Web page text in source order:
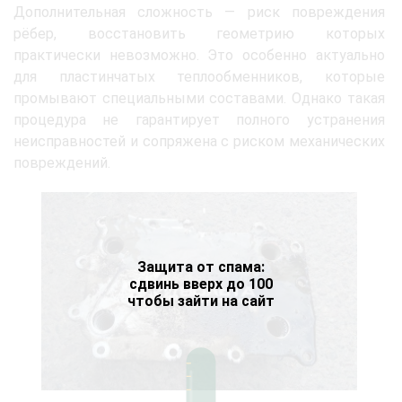
Защита от спама:
сдвинь вверх до 100
чтобы зайти на сайт
Дополнительная сложность — риск повреждения
рёбер, восстановить геометрию которых
практически невозможно. Это особенно актуально
для пластинчатых теплообменников, которые
промывают специальными составами. Однако такая
процедура не гарантирует полного устранения
неисправностей и сопряжена с риском механических
повреждений.